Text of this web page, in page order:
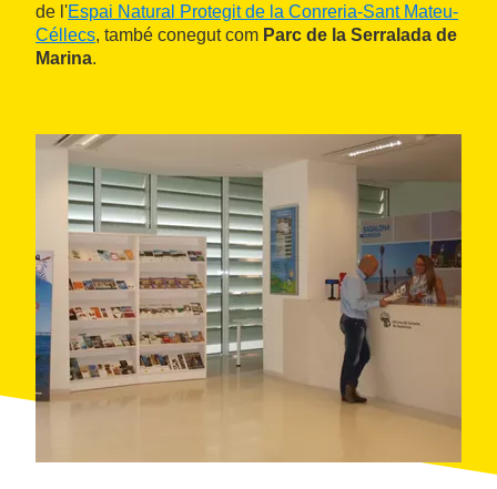
de l'Espai Natural Protegit de la Conreria-Sant Mateu-
Céllecs, també conegut com Parc de la Serralada de
Marina.